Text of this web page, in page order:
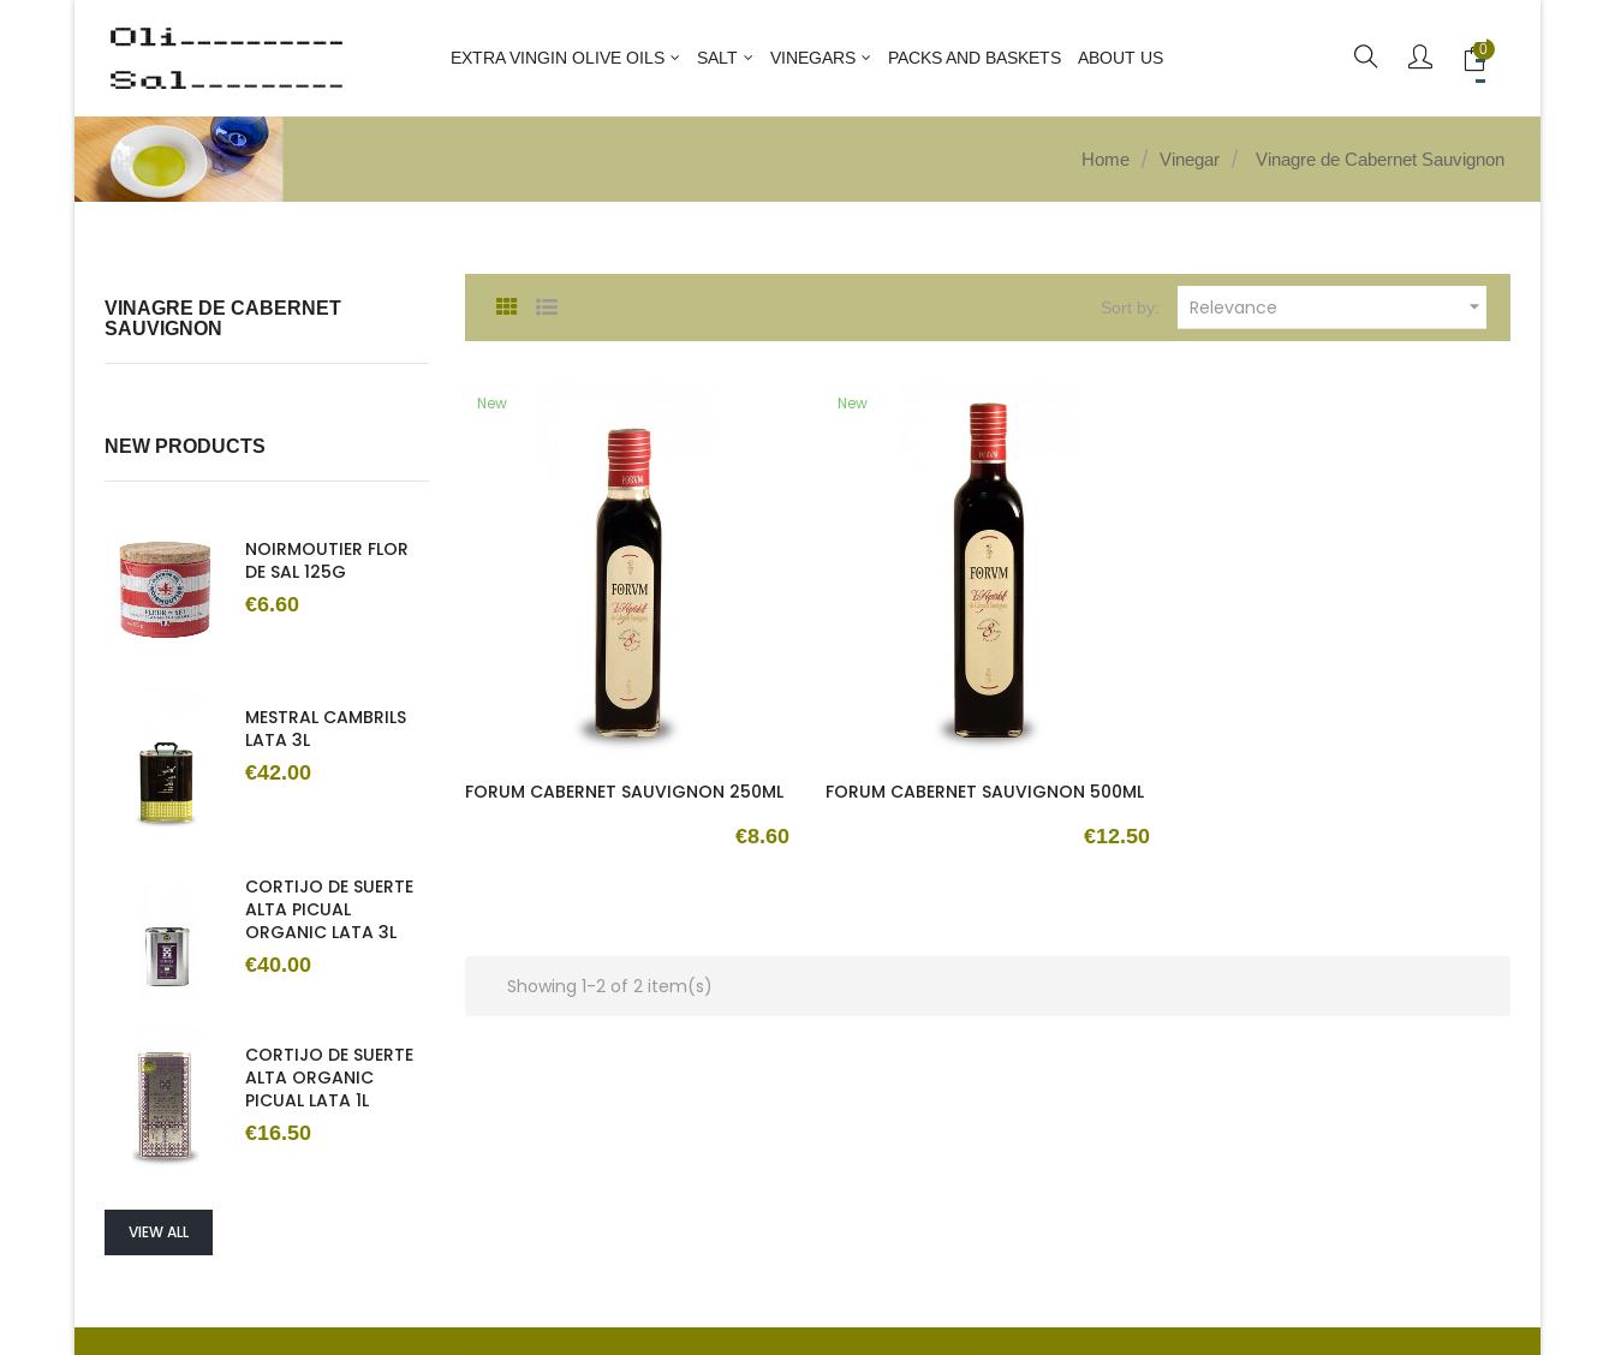
EXTRA VINGIN OLIVE OILS SALT VINEGARS PACKS AND BASKETS ABOUT US 0
Home Vinegar Vinagre de Cabernet Sauvignon
VINAGRE DE CABERNET
SAUVIGNON
NEW PRODUCTS
NOIRMOUTIER FLOR
DE SAL 125G
€6.60
MESTRAL CAMBRILS
LATA 3L
€42.00
CORTIJO DE SUERTE
ALTA PICUAL
ORGANIC LATA 3L
€40.00
CORTIJO DE SUERTE
ALTA ORGANIC
PICUAL LATA 1L
€16.50
VIEW ALL
Sort by: Relevance 
New
FORUM CABERNET SAUVIGNON 250ML
€8.60
New
FORUM CABERNET SAUVIGNON 500ML
€12.50
Showing 1-2 of 2 item(s)